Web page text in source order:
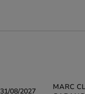
31/08/2027
MARC